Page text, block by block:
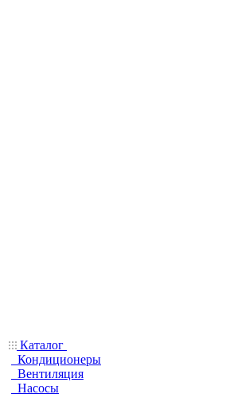
Каталог
Кондиционеры
Вентиляция
Насосы